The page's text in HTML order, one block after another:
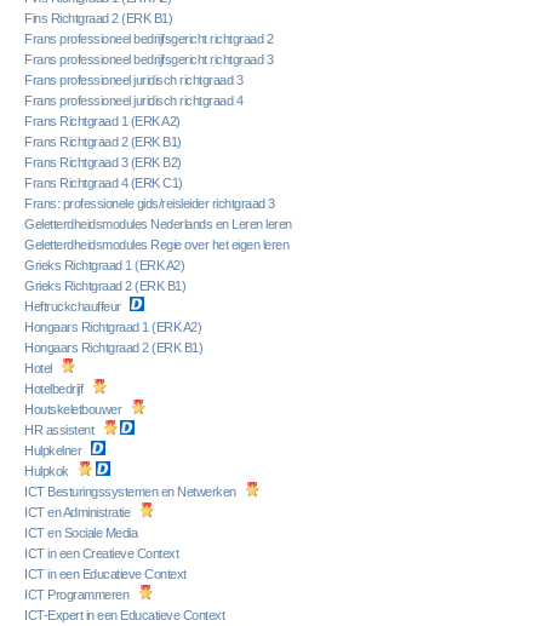
Fins Richtgraad 2 (ERK B1)
Frans professioneel bedrijfsgericht richtgraad 2
Frans professioneel bedrijfsgericht richtgraad 3
Frans professioneel juridisch richtgraad 3
Frans professioneel juridisch richtgraad 4
Frans Richtgraad 1 (ERK A2)
Frans Richtgraad 2 (ERK B1)
Frans Richtgraad 3 (ERK B2)
Frans Richtgraad 4 (ERK C1)
Frans: professionele gids/reisleider richtgraad 3
Geletterdheidsmodules Nederlands en Leren leren
Geletterdheidsmodules Regie over het eigen leren
Grieks Richtgraad 1 (ERK A2)
Grieks Richtgraad 2 (ERK B1)
Heftruckchauffeur
Hongaars Richtgraad 1 (ERK A2)
Hongaars Richtgraad 2 (ERK B1)
Hotel
Hotelbedrijf
Houtskeletbouwer
HR assistent
Hulpkelner
Hulpkok
ICT Besturingssystemen en Netwerken
ICT en Administratie
ICT en Sociale Media
ICT in een Creatieve Context
ICT in een Educatieve Context
ICT Programmeren
ICT-Expert in een Educatieve Context